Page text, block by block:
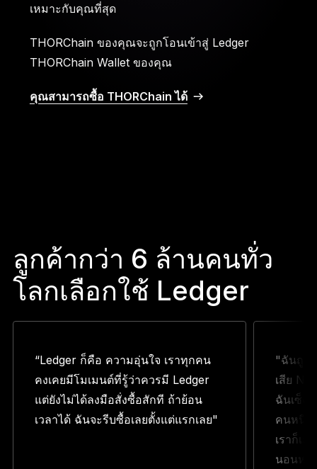
เหมาะกับคุณที่สุด
THORChain ของคุณจะถูกโอนเข้าสู่ Ledger
THORChain Wallet ของคุณ
คุณสามารถซื้อ THORChain ได้
ลูกค้ากว่า 6 ล้านคนทั่ว
โลกเลือกใช้ Ledger
“Ledger ก็คือ ความอุ่นใจ เราทุกคน
คงเคยมีโมเมนต์ที่รู้ว่าควรมี Ledger
แต่ยังไม่ได้ลงมือสั่งซื้อสักที ถ้าย้อน
เวลาได้ ฉันจะรีบซื้อเลยตั้งแต่แรกเลย"
"ฉันถูก
เสีย
ฉันเซ็ง
คนหนึ่ง
เราก็เ
นอนหลั